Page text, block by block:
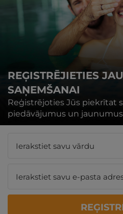
REĢISTRĒJIETIES
SAŅEMŠANAI
Reģistrējoties Jūs piekrītat
piedāvājumus un